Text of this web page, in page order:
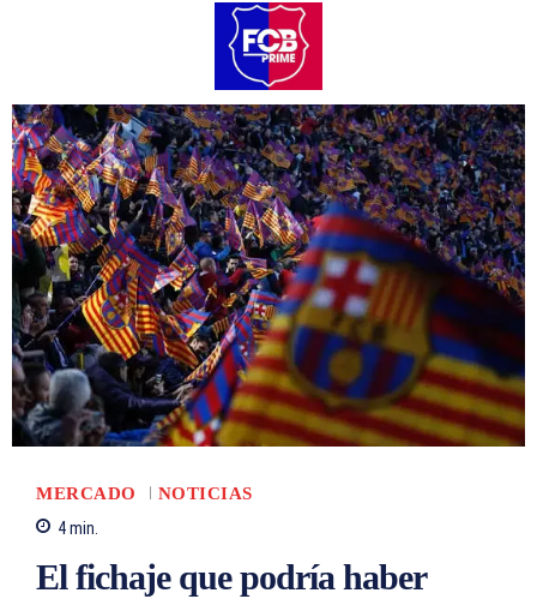
MERCADO
NOTICIAS
4min.
El fichaje que podría haber